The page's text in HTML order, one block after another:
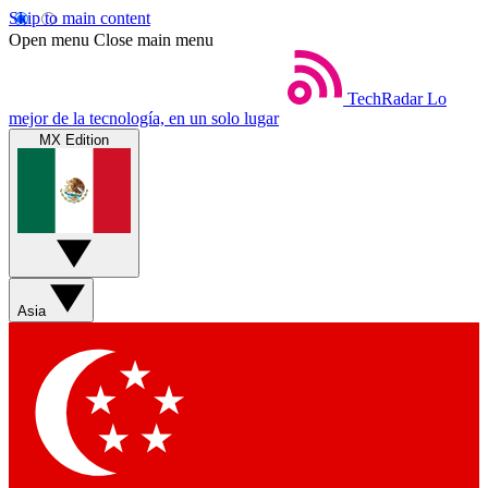
Skip to main content
Open menu Close main menu
TechRadar Lo
mejor de la tecnología, en un solo lugar
MX Edition
Asia